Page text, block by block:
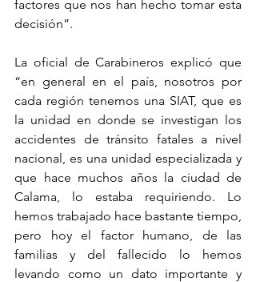
factores que nos han hecho tomar esta
decisión”.
La oficial de Carabineros explicó que
“en general en el país, nosotros por
cada región tenemos una SIAT, que es
la unidad en donde se investigan los
accidentes de tránsito fatales a nivel
nacional, es una unidad especializada y
que hace muchos años la ciudad de
Calama, lo estaba requiriendo. Lo
hemos trabajado hace bastante tiempo,
pero hoy el factor humano, de las
familias y del fallecido lo hemos
levando como un dato importante y